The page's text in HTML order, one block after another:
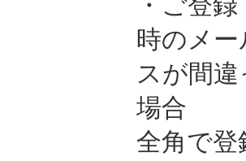
時のメ
スが間
場合
全角で